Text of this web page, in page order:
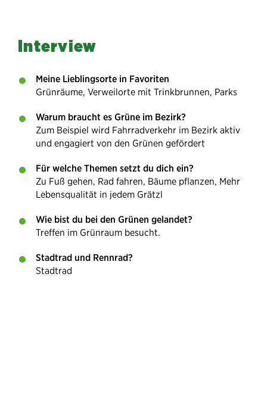
Interview
Meine Lieblingsorte in Favoriten
Grünräume, Verweilorte mit Trinkbrunnen, Parks
Warum braucht es Grüne im Bezirk?
Zum Beispiel wird Fahrradverkehr im Bezirk aktiv
und engagiert von den Grünen gefördert
Für welche Themen setzt du dich ein?
Zu Fuß gehen, Rad fahren, Bäume pflanzen, Mehr
Lebensqualität in jedem Grätzl
Wie bist du bei den Grünen gelandet?
Treffen im Grünraum besucht.
Stadtrad und Rennrad?
Stadtrad